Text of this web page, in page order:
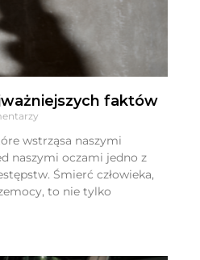
faktów
wstrząsa naszymi
naszymi oczami jedno z
Śmierć człowieka,
to nie tylko